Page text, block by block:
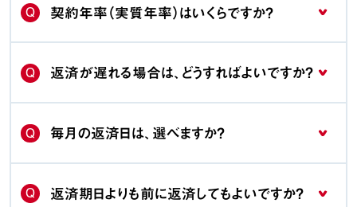
Q 契約年率（実質年率）はいくらですか？
Q 返済が遅れる場合は、どうすればよいですか？
Q 毎月の返済日は、選べますか？
Q 返済期日よりも前に返済してもよいですか？